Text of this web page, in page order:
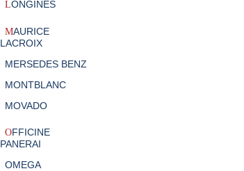
LONGINES
MAURICE
LACROIX
MERSEDES BENZ
MONTBLANC
MOVADO
OFFICINE
PANERAI
OMEGA